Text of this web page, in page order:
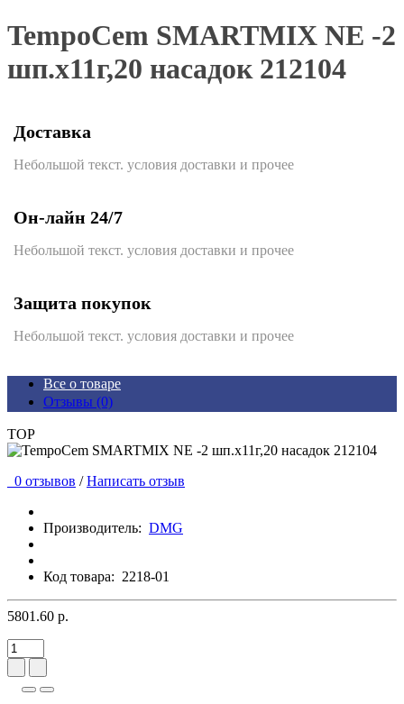
TempoCem SMARTMIX NE -2
шп.х11г,20 насадок 212104
Доставка
Небольшой текст. условия доставки и прочее
Он-лайн 24/7
Небольшой текст. условия доставки и прочее
Защита покупок
Небольшой текст. условия доставки и прочее
Все о товаре
Отзывы (0)
TOP
0 отзывов / Написать отзыв
Производитель: DMG
Код товара: 2218-01
5801.60 р.